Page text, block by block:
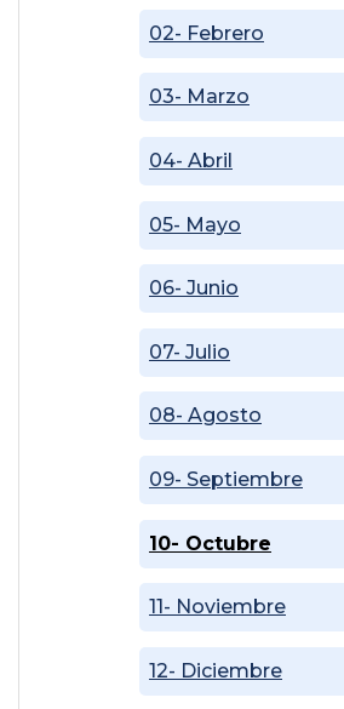
02- Febrero
03- Marzo
04- Abril
05- Mayo
06- Junio
07- Julio
08- Agosto
09- Septiembre
10- Octubre
11- Noviembre
12- Diciembre